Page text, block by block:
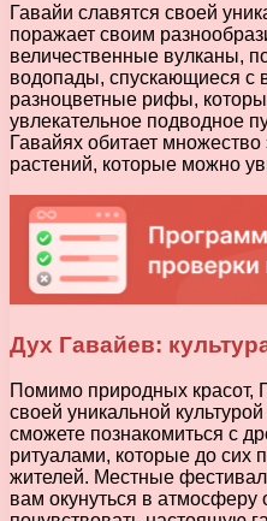
Гавайи славятся своей
поражает своим
величественные вулканы,
водопады, спускающиеся с
разноцветные рифы,
увлекательное подводное
Гавайях обитает
растений, которые можно
Дух Гавайев:
Помимо природных красот,
своей уникальной
сможете познакомиться с
ритуалами, которые до сих
жителей. Местные
вам окунуться в атмосферу